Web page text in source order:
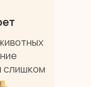
слишком